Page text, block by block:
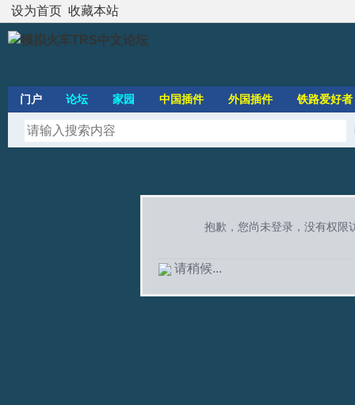
设为首页 收藏本站
门户 论坛 家园 中国插件 外国插件 铁路爱好者
抱歉，您尚未登录，没有权限
请稍候...